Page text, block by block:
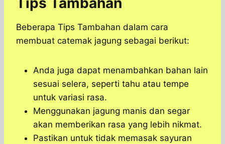
Beberapa Tips Tambahan dalam cara
membuat catemak jagung sebagai berikut:
Anda juga dapat menambahkan bahan lain
sesuai selera, seperti tahu atau tempe
untuk variasi rasa.
Menggunakan jagung manis dan segar
akan memberikan rasa yang lebih nikmat.
Pastikan untuk tidak memasak sayuran